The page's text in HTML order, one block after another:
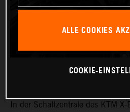
In der Schaltzentrale des KTM X-
ALLE COOKIES
COOKIE-